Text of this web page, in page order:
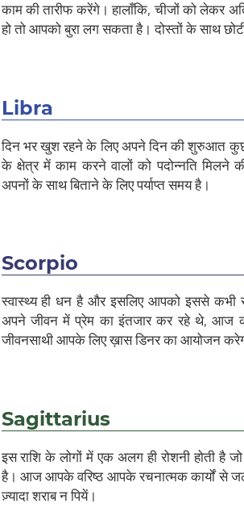
काम की तारीफ करेंगे। हालाँकि, चीजों को लेकर
हो तो आपको बुरा लग सकता है। दोस्तों के साथ
Libra
दिन भर खुश रहने के लिए अपने दिन की शुरुआत
के क्षेत्र में काम करने वालों को पदोन्नति मिलने
अपनों के साथ बिताने के लिए पर्याप्त समय है।
Scorpio
स्वास्थ्य ही धन है और इसलिए आपको इससे कभी
अपने जीवन में प्रेम का इंतजार कर रहे थे,
जीवनसाथी आपके लिए ख़ास डिनर का आयोजन
Sagittarius
इस राशि के लोगों में एक अलग ही रोशनी होती है
है। आज आपके वरिष्ठ आपके रचनात्मक कार्यों से
ज़्यादा शराब न पियें।